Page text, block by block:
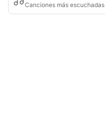
Canciones más escuchadas